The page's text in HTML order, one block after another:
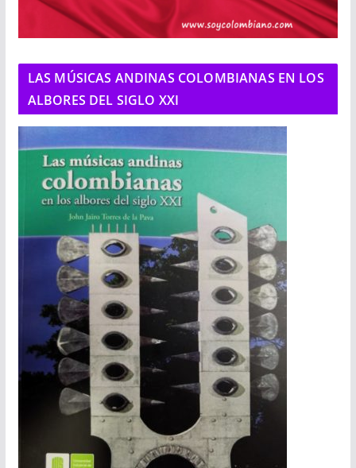
LAS MÚSICAS ANDINAS COLOMBIANAS EN LOS
ALBORES DEL SIGLO XXI